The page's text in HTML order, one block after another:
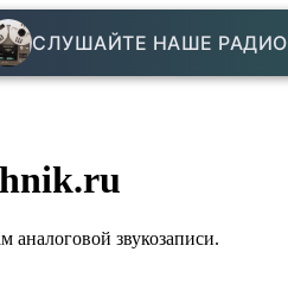
СЛУШАЙТЕ НАШЕ РАДИО
аналоговой звукозаписи.